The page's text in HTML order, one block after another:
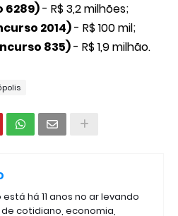
6289)- R$ 3,2 milhões;
2014)- R$ 100 mil;
835)- R$ 1,9 milhão.
há 11 anos no ar levando
cotidiano, economia,